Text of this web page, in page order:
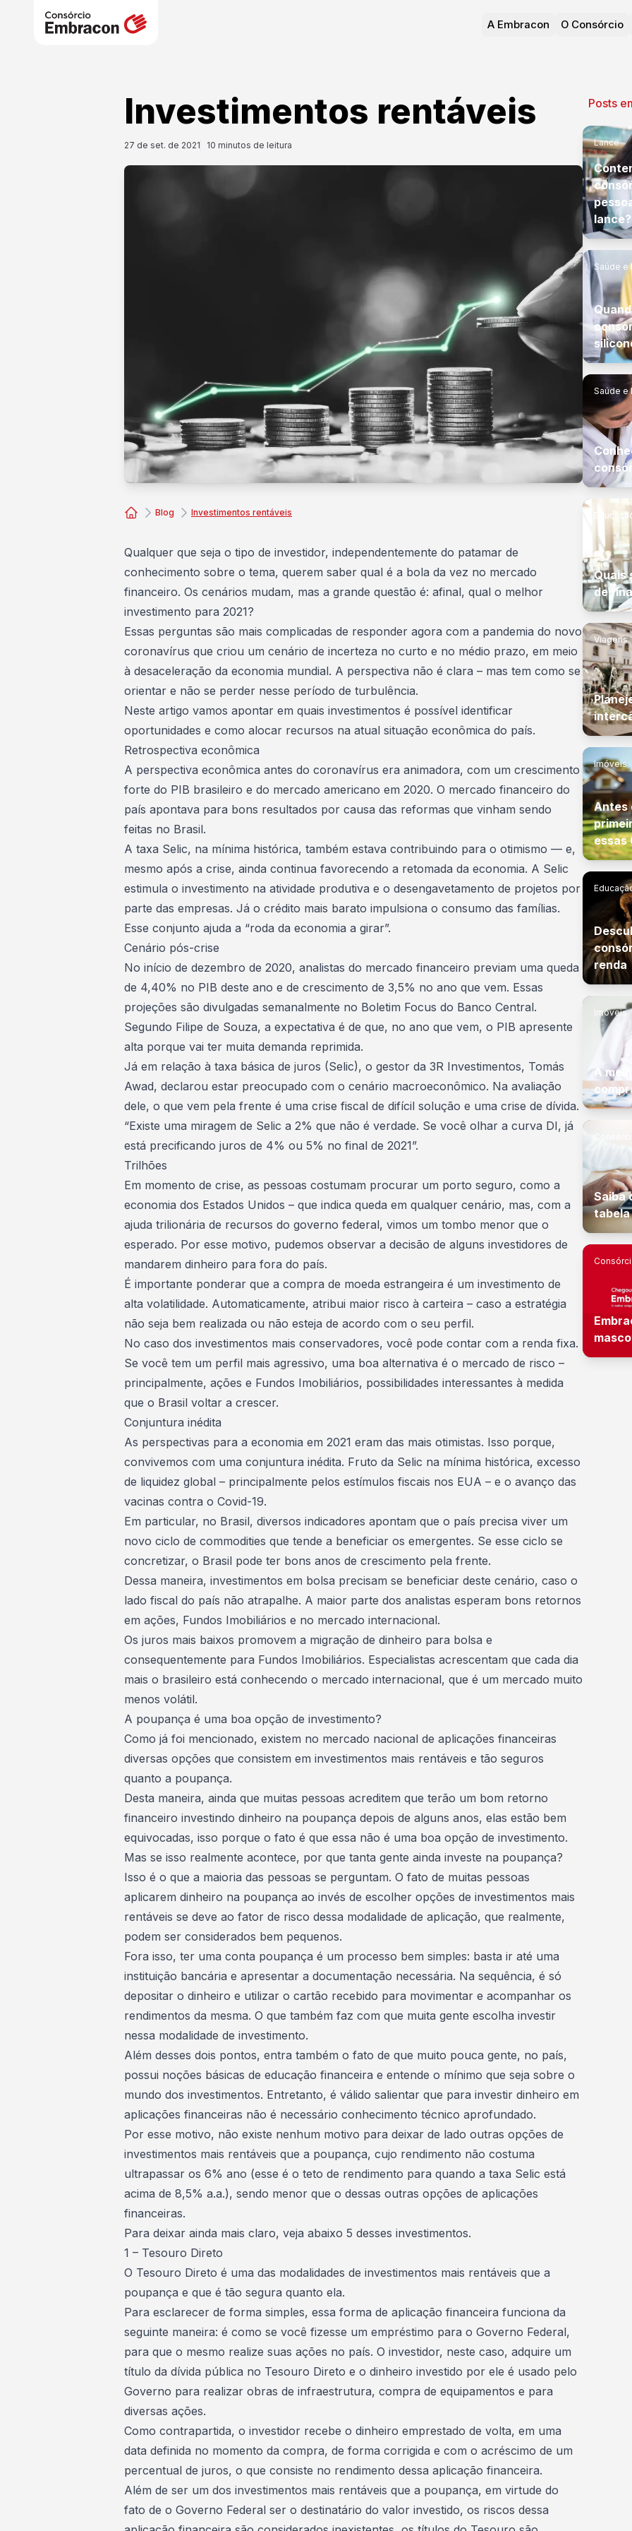
A Embracon O Consórcio
Investimentos rentáveis
27 de set. de 2021 10 minutos de leitura
Blog Investimentos rentáveis
Qualquer que seja o tipo de investidor, independentemente do patamar de
conhecimento sobre o tema, querem saber qual é a bola da vez no mercado
financeiro. Os cenários mudam, mas a grande questão é: afinal, qual o melhor
investimento para 2021?
Essas perguntas são mais complicadas de responder agora com a pandemia do novo
coronavírus que criou um cenário de incerteza no curto e no médio prazo, em meio
à desaceleração da economia mundial. A perspectiva não é clara – mas tem como se
orientar e não se perder nesse período de turbulência.
Neste artigo vamos apontar em quais investimentos é possível identificar
oportunidades e como alocar recursos na atual situação econômica do país.
Retrospectiva econômica
A perspectiva econômica antes do coronavírus era animadora, com um crescimento
forte do PIB brasileiro e do mercado americano em 2020. O mercado financeiro do
país apontava para bons resultados por causa das reformas que vinham sendo
feitas no Brasil.
A taxa Selic, na mínima histórica, também estava contribuindo para o otimismo — e,
mesmo após a crise, ainda continua favorecendo a retomada da economia. A Selic
estimula o investimento na atividade produtiva e o desengavetamento de projetos por
parte das empresas. Já o crédito mais barato impulsiona o consumo das famílias.
Esse conjunto ajuda a “roda da economia a girar”.
Cenário pós-crise
No início de dezembro de 2020, analistas do mercado financeiro previam uma queda
de 4,40% no PIB deste ano e de crescimento de 3,5% no ano que vem. Essas
projeções são divulgadas semanalmente no Boletim Focus do Banco Central.
Segundo Filipe de Souza, a expectativa é de que, no ano que vem, o PIB apresente
alta porque vai ter muita demanda reprimida.
Já em relação à taxa básica de juros (Selic), o gestor da 3R Investimentos, Tomás
Awad, declarou estar preocupado com o cenário macroeconômico. Na avaliação
dele, o que vem pela frente é uma crise fiscal de difícil solução e uma crise de dívida.
“Existe uma miragem de Selic a 2% que não é verdade. Se você olhar a curva DI, já
está precificando juros de 4% ou 5% no final de 2021”.
Trilhões
Em momento de crise, as pessoas costumam procurar um porto seguro, como a
economia dos Estados Unidos – que indica queda em qualquer cenário, mas, com a
ajuda trilionária de recursos do governo federal, vimos um tombo menor que o
esperado. Por esse motivo, pudemos observar a decisão de alguns investidores de
mandarem dinheiro para fora do país.
É importante ponderar que a compra de moeda estrangeira é um investimento de
alta volatilidade. Automaticamente, atribui maior risco à carteira – caso a estratégia
não seja bem realizada ou não esteja de acordo com o seu perfil.
No caso dos investimentos mais conservadores, você pode contar com a renda fixa.
Se você tem um perfil mais agressivo, uma boa alternativa é o mercado de risco –
principalmente, ações e Fundos Imobiliários, possibilidades interessantes à medida
que o Brasil voltar a crescer.
Conjuntura inédita
As perspectivas para a economia em 2021 eram das mais otimistas. Isso porque,
convivemos com uma conjuntura inédita. Fruto da Selic na mínima histórica, excesso
de liquidez global – principalmente pelos estímulos fiscais nos EUA – e o avanço das
vacinas contra o Covid-19.
Em particular, no Brasil, diversos indicadores apontam que o país precisa viver um
novo ciclo de commodities que tende a beneficiar os emergentes. Se esse ciclo se
concretizar, o Brasil pode ter bons anos de crescimento pela frente.
Dessa maneira, investimentos em bolsa precisam se beneficiar deste cenário, caso o
lado fiscal do país não atrapalhe. A maior parte dos analistas esperam bons retornos
em ações, Fundos Imobiliários e no mercado internacional.
Os juros mais baixos promovem a migração de dinheiro para bolsa e
consequentemente para Fundos Imobiliários. Especialistas acrescentam que cada dia
mais o brasileiro está conhecendo o mercado internacional, que é um mercado muito
menos volátil.
A poupança é uma boa opção de investimento?
Como já foi mencionado, existem no mercado nacional de aplicações financeiras
diversas opções que consistem em investimentos mais rentáveis e tão seguros
quanto a poupança.
Desta maneira, ainda que muitas pessoas acreditem que terão um bom retorno
financeiro investindo dinheiro na poupança depois de alguns anos, elas estão bem
equivocadas, isso porque o fato é que essa não é uma boa opção de investimento.
Mas se isso realmente acontece, por que tanta gente ainda investe na poupança?
Isso é o que a maioria das pessoas se perguntam. O fato de muitas pessoas
aplicarem dinheiro na poupança ao invés de escolher opções de investimentos mais
rentáveis se deve ao fator de risco dessa modalidade de aplicação, que realmente,
podem ser considerados bem pequenos.
Fora isso, ter uma conta poupança é um processo bem simples: basta ir até uma
instituição bancária e apresentar a documentação necessária. Na sequência, é só
depositar o dinheiro e utilizar o cartão recebido para movimentar e acompanhar os
rendimentos da mesma. O que também faz com que muita gente escolha investir
nessa modalidade de investimento.
Além desses dois pontos, entra também o fato de que muito pouca gente, no país,
possui noções básicas de educação financeira e entende o mínimo que seja sobre o
mundo dos investimentos. Entretanto, é válido salientar que para investir dinheiro em
aplicações financeiras não é necessário conhecimento técnico aprofundado.
Por esse motivo, não existe nenhum motivo para deixar de lado outras opções de
investimentos mais rentáveis que a poupança, cujo rendimento não costuma
ultrapassar os 6% ano (esse é o teto de rendimento para quando a taxa Selic está
acima de 8,5% a.a.), sendo menor que o dessas outras opções de aplicações
financeiras.
Para deixar ainda mais claro, veja abaixo 5 desses investimentos.
1 – Tesouro Direto
O Tesouro Direto é uma das modalidades de investimentos mais rentáveis que a
poupança e que é tão segura quanto ela.
Para esclarecer de forma simples, essa forma de aplicação financeira funciona da
seguinte maneira: é como se você fizesse um empréstimo para o Governo Federal,
para que o mesmo realize suas ações no país. O investidor, neste caso, adquire um
título da dívida pública no Tesouro Direto e o dinheiro investido por ele é usado pelo
Governo para realizar obras de infraestrutura, compra de equipamentos e para
diversas ações.
Como contrapartida, o investidor recebe o dinheiro emprestado de volta, em uma
data definida no momento da compra, de forma corrigida e com o acréscimo de um
percentual de juros, o que consiste no rendimento dessa aplicação financeira.
Além de ser um dos investimentos mais rentáveis que a poupança, em virtude do
fato de o Governo Federal ser o destinatário do valor investido, os riscos dessa
Posts
Lance
lance?
Saúde e
Saúde e
Quais
de
Viagens
Imóveis
Antes
essas
renda
Imóveis
A
Saiba